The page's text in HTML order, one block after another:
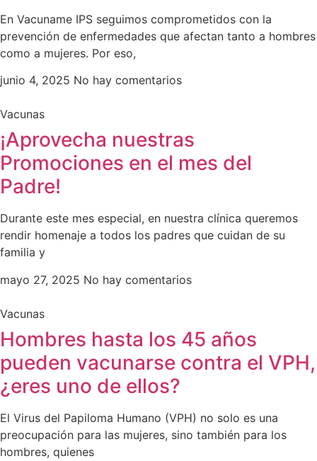
En Vacuname IPS seguimos comprometidos con la
prevención de enfermedades que afectan tanto a hombres
como a mujeres. Por eso,
junio 4, 2025 No hay comentarios
Vacunas
¡Aprovecha nuestras
Promociones en el mes del
Padre!
Durante este mes especial, en nuestra clínica queremos
rendir homenaje a todos los padres que cuidan de su
familia y
mayo 27, 2025 No hay comentarios
Vacunas
Hombres hasta los 45 años
pueden vacunarse contra el VPH,
¿eres uno de ellos?
El Virus del Papiloma Humano (VPH) no solo es una
preocupación para las mujeres, sino también para los
hombres, quienes